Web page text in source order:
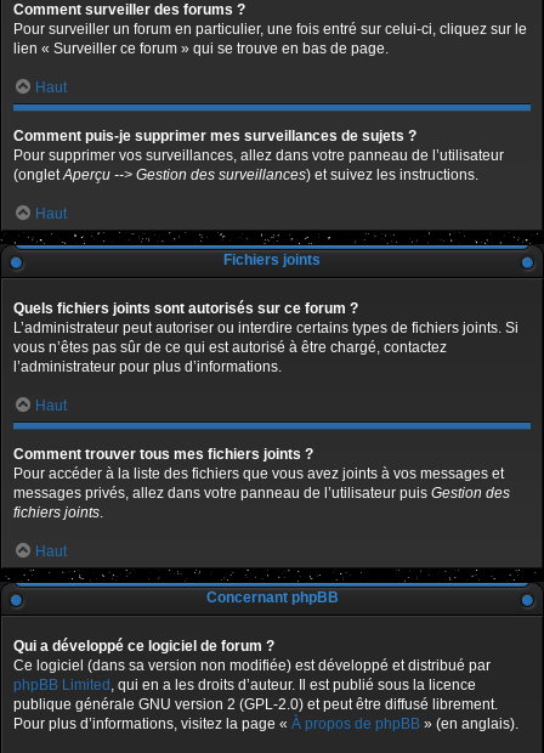
Comment surveiller des forums ?
Pour surveiller un forum en particulier, une fois entré sur celui-ci, cliquez sur le
lien « Surveiller ce forum » qui se trouve en bas de page.
Haut
Comment puis-je supprimer mes surveillances de sujets ?
Pour supprimer vos surveillances, allez dans votre panneau de l’utilisateur
(ongletAperçu --> Gestion des surveillances) et suivez les instructions.
Haut
Fichiers joints
Quels fichiers joints sont autorisés sur ce forum ?
L’administrateur peut autoriser ou interdire certains types de fichiers joints. Si
vous n’êtes pas sûr de ce qui est autorisé à être chargé, contactez
l’administrateur pour plus d’informations.
Haut
Comment trouver tous mes fichiers joints ?
Pour accéder à la liste des fichiers que vous avez joints à vos messages et
messages privés, allez dans votre panneau de l’utilisateur puis Gestion des
fichiers joints.
Haut
Concernant phpBB
Qui a développé ce logiciel de forum ?
Ce logiciel (dans sa version non modifiée) est développé et distribué par
phpBB Limited , qui en a les droits d’auteur. Il est publié sous la licence
publique générale GNU version 2 (GPL-2.0) et peut être diffusé librement.
Pour plus d’informations, visitez la page « À propos de phpBB » (en anglais).